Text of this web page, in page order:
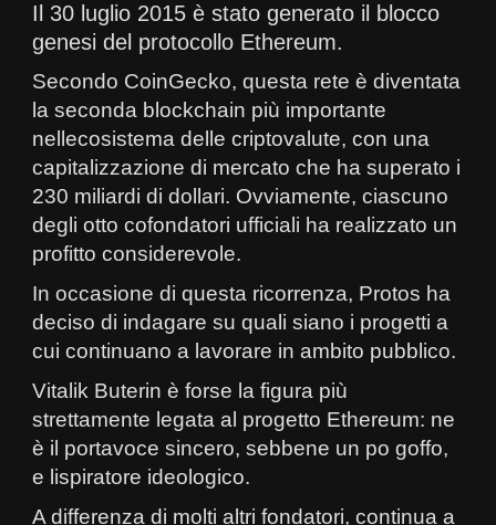
Il 30 luglio 2015 è stato generato il blocco
genesi del protocollo Ethereum.
Secondo CoinGecko, questa rete è diventata
la seconda blockchain più importante
nellecosistema delle criptovalute, con una
capitalizzazione di mercato che ha superato i
230 miliardi di dollari. Ovviamente, ciascuno
degli otto cofondatori ufficiali ha realizzato un
profitto considerevole.
In occasione di questa ricorrenza, Protos ha
deciso di indagare su quali siano i progetti a
cui continuano a lavorare in ambito pubblico.
Vitalik Buterin è forse la figura più
strettamente legata al progetto Ethereum: ne
è il portavoce sincero, sebbene un po goffo,
e lispiratore ideologico.
A differenza di molti altri fondatori, continua a